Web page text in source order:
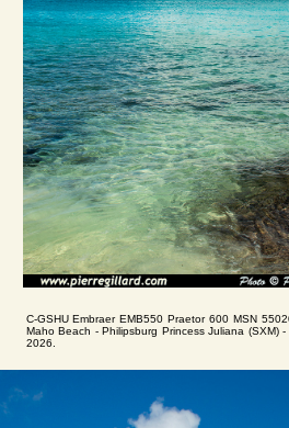
C-GSHU Embraer EMB550 Praetor 600 MSN
Maho Beach - Philipsburg Princess Juliana (SXM) -
2026.